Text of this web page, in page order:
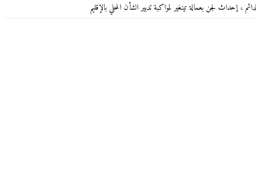
، إحداث لجن بعمالة تينغير لمواكبة تدبير الشأن المحلي بالإقليم